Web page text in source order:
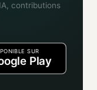
contributions
SUR
Play